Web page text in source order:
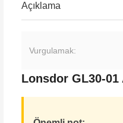
Açıklama
Vurgulamak:
Lonsdor GL30-01